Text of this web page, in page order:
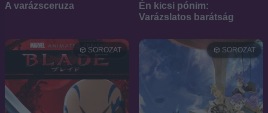
A varázsceruza
Én kicsi pónim:
Varázslatos barátság
SOROZAT SOROZAT